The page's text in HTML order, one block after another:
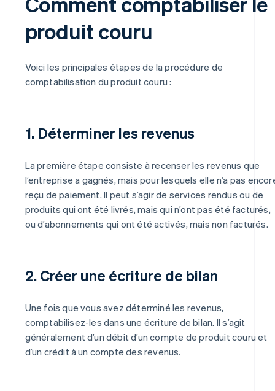
produit couru
Voici les principales étapes de la procédure de
comptabilisation du produit couru :
1. Déterminer les revenus
La première étape consiste à recenser les revenus que
l’entreprise a gagnés, mais pour lesquels elle n’a pas
reçu de paiement. Il peut s’agir de services rendus ou de
produits qui ont été livrés, mais qui n’ont pas été facturés,
ou d’abonnements qui ont été activés, mais non facturés.
2. Créer une écriture de bilan
Une fois que vous avez déterminé les revenus,
comptabilisez-les dans une écriture de bilan. Il s’agit
généralement d’un débit d’un compte de produit couru et
d’un crédit à un compte des revenus.